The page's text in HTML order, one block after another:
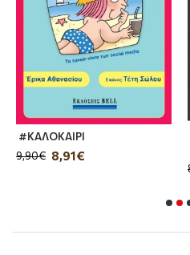
#ΚΑΛΟΚΑΙΡΙ
8,91€
9,90€